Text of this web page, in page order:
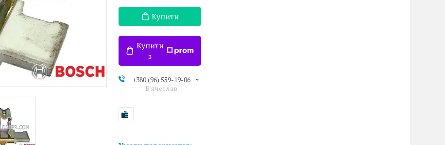
Купити
Купити
з
+380 (96) 559-19-06
В'ячеслав